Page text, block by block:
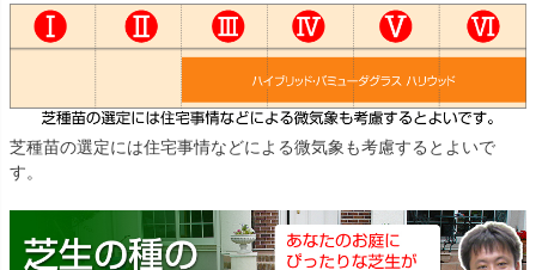
芝種苗の選定には住宅事情などによる微気象も考慮するとよいで
す。